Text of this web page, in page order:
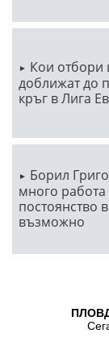
Кои отбори
доближат до
кръг в Лига
Борил
много работа
постоянство
възможно